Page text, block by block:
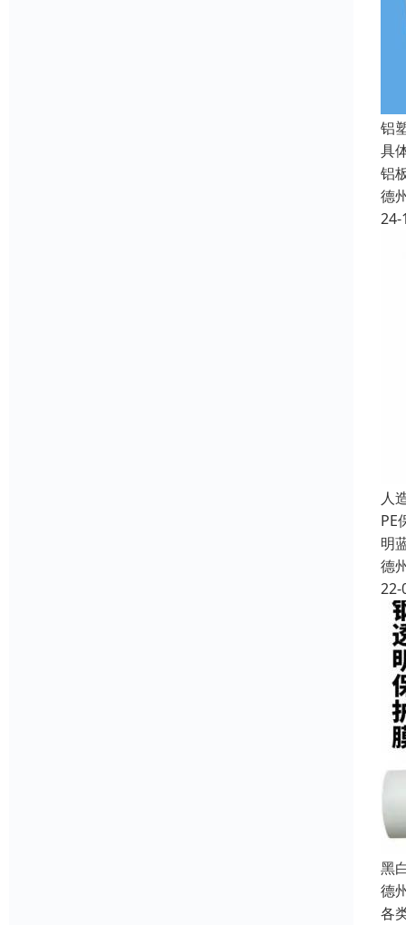
铝
具
铝
德
24-
人
PE
明
德
22-
黑
德
各